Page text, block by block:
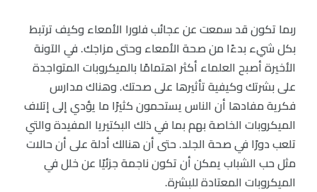
ربما تكون قد سمعت عن عجائب فلورا الأمعاء وكيف ترتبط
بكل شيء بدءًا من صحة الأمعاء وحتى مزاجك. في الآونة
الأخيرة أصبح العلماء أكثر اهتمامًا بالميكروبات المتواجدة
على بشرتك وكيفية تأثيرها على صحتك. وهناك مدارس
فكرية مفادها أن الناس يستحمون كثيرًا ما يؤدي إلى إتلاف
الميكروبات الخاصة بهم بما في ذلك البكتيريا المفيدة والتي
تلعب دورًا في صحة الجلد. حتى أن هنالك أدلة على أن حالات
مثل حب الشباب يمكن أن تكون ناجمة جزئيًا عن خلل في
الميكروبات المعتادة للبشرة.